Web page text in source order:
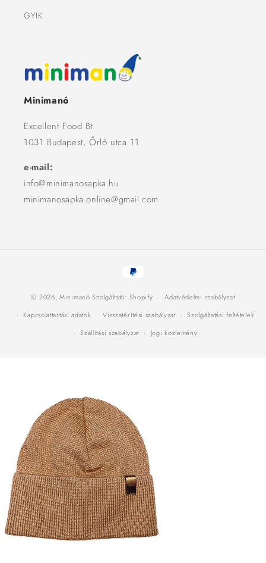
GYIK
Minimanó
Excellent Food Bt.
1031 Budapest, Őrlő utca 11
e-mail:
info@minimanosapka.hu
minimanosapka.online@gmail.com
Fizetési
módok
© 2026,Minimanó Szolgáltató: Shopify
Adatvédelmi szabályzat
Kapcsolattartási adatok
Visszatérítési szabályzat
Szolgáltatási feltételek
Szállítási szabályzat
Jogi közlemény